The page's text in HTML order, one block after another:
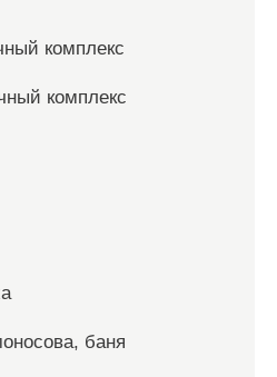
комплекс
комплекс
баня